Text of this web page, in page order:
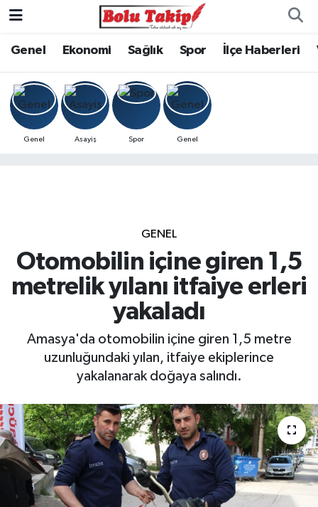
Genel Ekonomi Sağlık Spor İlçe Haberleri
Genel Asayiş Spor Genel
GENEL
Otomobilin içine giren 1,5
metrelik yılanı itfaiye erleri
yakaladı
Amasya'da otomobilin içine giren 1,5 metre
uzunluğundaki yılan, itfaiye ekiplerince
yakalanarak doğaya salındı.